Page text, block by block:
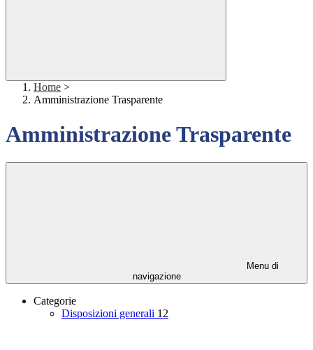
Home >
Amministrazione Trasparente
Amministrazione Trasparente
Menu di
navigazione
Categorie
Disposizioni generali 12